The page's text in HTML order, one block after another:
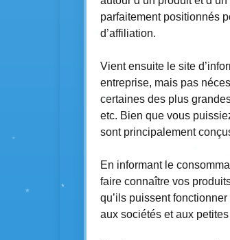
parfaitement positionnés
d’affiliation.
Vient ensuite le site
entreprise, mais pas
certaines des plus
etc. Bien que vous
sont principalement
En informant le
faire connaître vos
qu’ils puissent
aux sociétés et aux